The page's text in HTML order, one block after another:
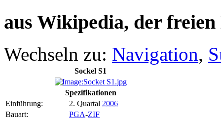
aus Wikipedia, der
Wechseln zu: Navigation,
Sockel S1
Spezifikationen
Einführung:
2. Quartal 2006
Bauart:
PGA-ZIF